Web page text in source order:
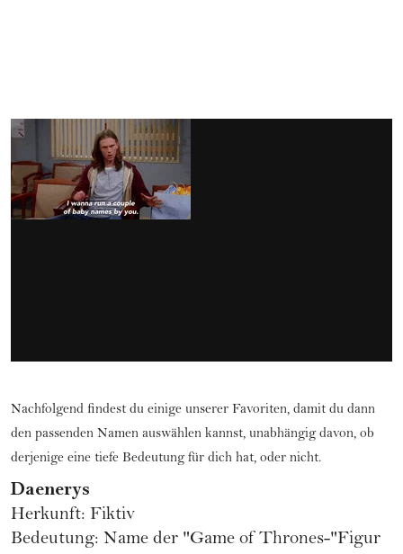
Nachfolgend findest du einige unserer Favoriten, damit du dann
den passenden Namen auswählen kannst, unabhängig davon, ob
derjenige eine tiefe Bedeutung für dich hat, oder nicht.
Daenerys
Herkunft: Fiktiv
Bedeutung: Name der "Game of Thrones-"Figur